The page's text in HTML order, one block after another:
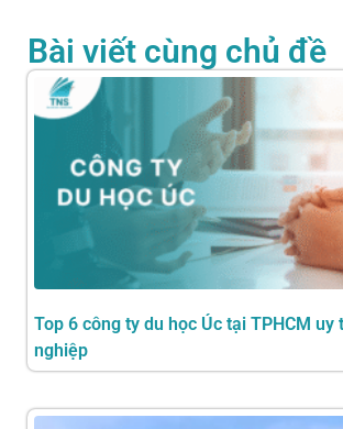
Bài viết cùng chủ đề
Top 6 công ty du học Úc tại TPHCM uy
nghiệp